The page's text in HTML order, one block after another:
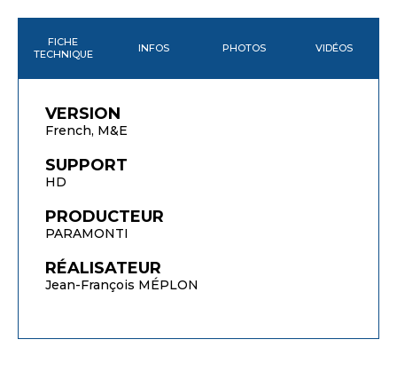
FICHE
TECHNIQUE
INFOS PHOTOS VIDÉOS
VERSION
French, M&E
SUPPORT
HD
PRODUCTEUR
PARAMONTI
RÉALISATEUR
Jean-François MÉPLON